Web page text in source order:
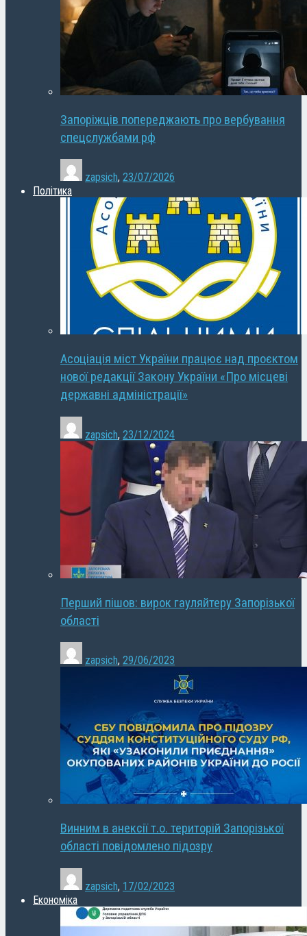
Запоріжців попереджають про вербування
спецслужбами рф
zapsich, 23/07/2026
Політика
Асоціація міст України працює над проєктом
нової редакції Закону України «Про місцеві
державні адміністрації»
zapsich, 23/12/2024
Перший пішов: вирок гауляйтеру Запорізької
області
zapsich, 29/06/2023
Винним в анексії т.о. територій Запорізької
області повідомлено підозру
zapsich, 17/02/2023
Економіка